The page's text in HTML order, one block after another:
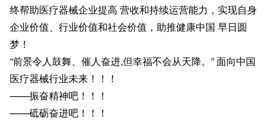
终帮助医疗器械企业提高 营收和持续运营能力，实现自身
企业价值、行业价值和社会价值，助推健康中国 早日圆
梦！
“前景令人鼓舞、催人奋进,但幸福不会从天降。” 面向中国
医疗器械行业未来！！！
——振奋精神吧！！！
——砥砺奋进吧！！！